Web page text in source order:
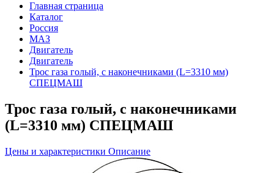
Главная страница
Каталог
Россия
МАЗ
Двигатель
Двигатель
Трос газа голый, с наконечниками (L=3310 мм)
СПЕЦМАШ
Трос газа голый, с наконечниками
(L=3310 мм) СПЕЦМАШ
Цены и характеристики Описание